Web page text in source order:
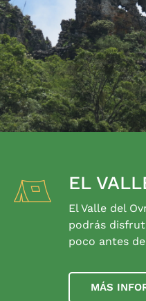
EL
El Valle del
podrás
poco antes
MÁS